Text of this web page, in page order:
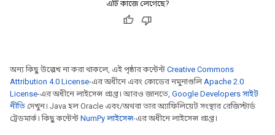
এটি কাজে লেগেছে?
অন্য কিছু উল্লেখ না করা থাকলে, এই পৃষ্ঠার কন্টেন্ট Creative Commons
Attribution 4.0 License-এর অধীনে এবং কোডের নমুনাগুলিApache 2.0
License-এর অধীনে লাইসেন্স প্রাপ্ত। আরও জানতে, Google Developers সাইট
নীতি দেখুন। Java হল Oracle এবং/অথবা তার অ্যাফিলিয়েট সংস্থার রেজিস্টার্ড
ট্রেডমার্ক। কিছু কন্টেন্ট NumPy লাইসেন্স-এর অধীনে লাইসেন্স প্রাপ্ত।